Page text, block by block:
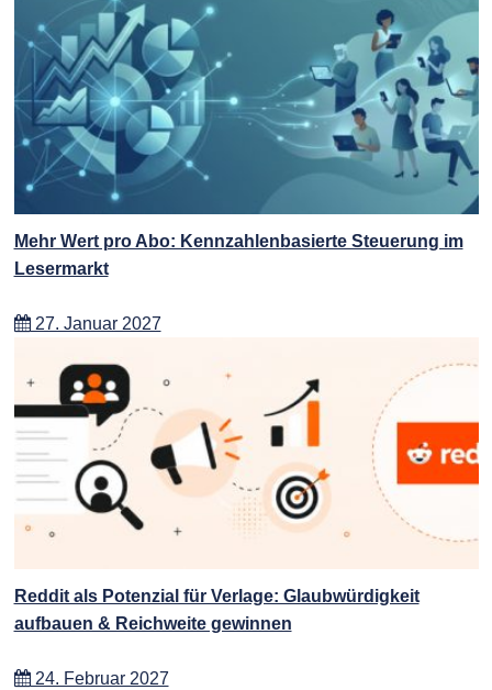
Mehr Wert pro Abo: Kennzahlenbasierte Steuerung im
Lesermarkt
27. Januar 2027
Reddit als Potenzial für Verlage: Glaubwürdigkeit
aufbauen & Reichweite gewinnen
24. Februar 2027